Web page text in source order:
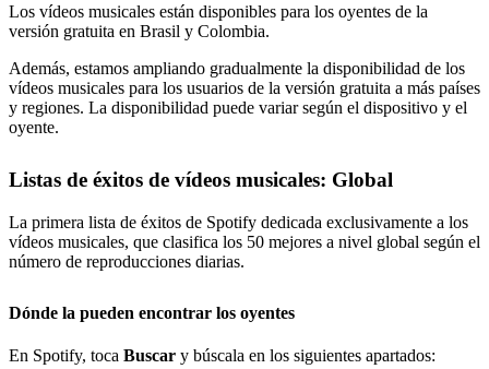
Los vídeos musicales están disponibles para los oyentes de la
versión gratuita en Brasil y Colombia.
Además, estamos ampliando gradualmente la disponibilidad de los
vídeos musicales para los usuarios de la versión gratuita a más países
y regiones. La disponibilidad puede variar según el dispositivo y el
oyente.
Listas de éxitos de vídeos musicales: Global
La primera lista de éxitos de Spotify dedicada exclusivamente a los
vídeos musicales, que clasifica los 50 mejores a nivel global según el
número de reproducciones diarias.
Dónde la pueden encontrar los oyentes
En Spotify, toca Buscar y búscala en los siguientes apartados: